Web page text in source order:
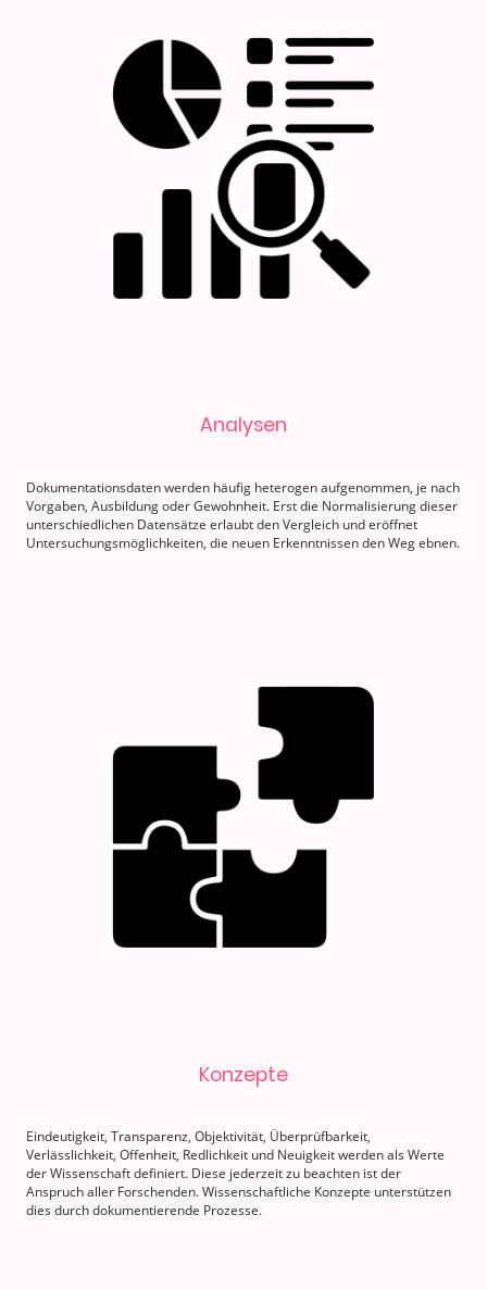
Analysen
Dokumentationsdaten werden häufig heterogen aufgenommen, je nach
Vorgaben, Ausbildung oder Gewohnheit. Erst die Normalisierung dieser
unterschiedlichen Datensätze erlaubt den Vergleich und eröffnet
Untersuchungsmöglichkeiten, die neuen Erkenntnissen den Weg ebnen.
Konzepte
Eindeutigkeit, Transparenz, Objektivität, Überprüfbarkeit,
Verlässlichkeit, Offenheit, Redlichkeit und Neuigkeit werden als Werte
der Wissenschaft definiert. Diese jederzeit zu beachten ist der
Anspruch aller Forschenden. Wissenschaftliche Konzepte unterstützen
dies durch dokumentierende Prozesse.